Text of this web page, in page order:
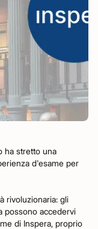
ha stretto una
d'esame per
rivoluzionaria: gli
possono accedervi
di Inspera, proprio